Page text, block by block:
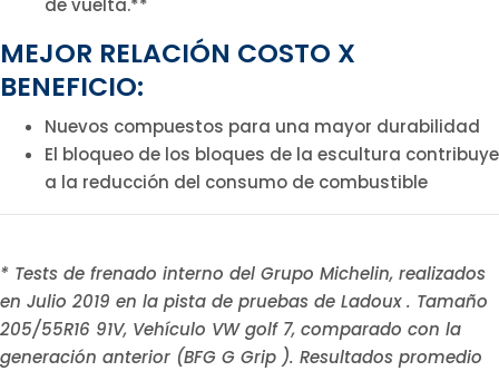
MEJOR RELACIÓN COSTO X
BENEFICIO:
Nuevos compuestos para una mayor durabilidad
El bloqueo de los bloques de la escultura contribuye
a la reducción del consumo de combustible
* Tests de frenado interno del Grupo Michelin, realizados
en Julio 2019 en la pista de pruebas de Ladoux . Tamaño
205/55R16 91V, Vehículo VW golf 7, comparado con la
generación anterior (BFG G Grip ). Resultados promedio